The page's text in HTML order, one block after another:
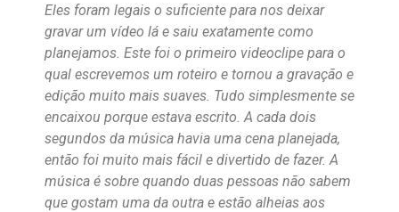
Eles foram legais o suficiente para nos deixar
gravar um vídeo lá e saiu exatamente como
planejamos. Este foi o primeiro videoclipe para o
qual escrevemos um roteiro e tornou a gravação e
edição muito mais suaves. Tudo simplesmente se
encaixou porque estava escrito. A cada dois
segundos da música havia uma cena planejada,
então foi muito mais fácil e divertido de fazer. A
música é sobre quando duas pessoas não sabem
que gostam uma da outra e estão alheias aos